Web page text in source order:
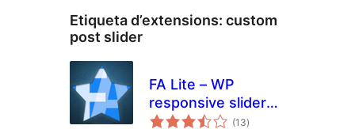
Etiqueta d’extensions: custom
post slider
FA Lite – WP
responsive slider
plugin
(13puntuacions
totals
)